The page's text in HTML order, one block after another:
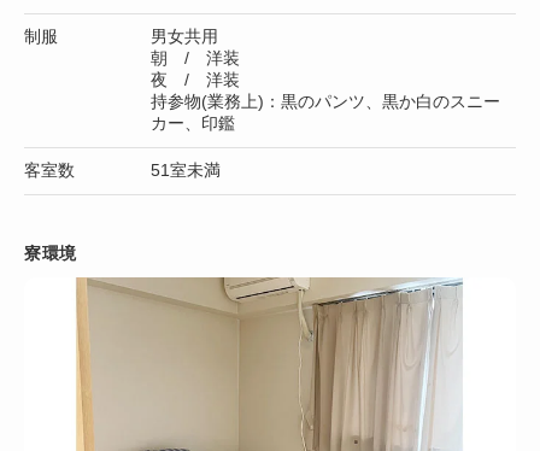
制服
男女共用
朝 / 洋装
夜 / 洋装
持参物(業務上)：黒のパンツ、黒か白のスニー
カー、印鑑
客室数 51室未満
寮環境